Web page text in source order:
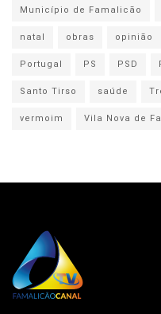
Município de Famalicão
natal
obras opinião
Portugal
PS PSD
Santo Tirso
saúde
vermoim
Vila Nova de